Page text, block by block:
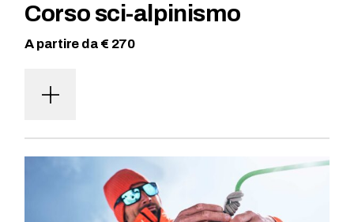
Corso sci-alpinismo
A partire da € 270